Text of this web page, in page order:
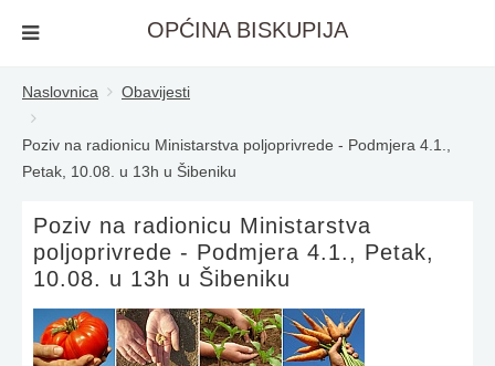
OPĆINA BISKUPIJA
Naslovnica Obavijesti
Poziv na radionicu Ministarstva poljoprivrede - Podmjera 4.1.,
Petak, 10.08. u 13h u Šibeniku
Poziv na radionicu Ministarstva
poljoprivrede - Podmjera 4.1., Petak,
10.08. u 13h u Šibeniku